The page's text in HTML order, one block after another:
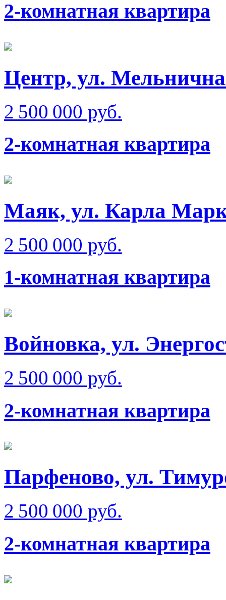
2-комнатная квартира
Центр, ул.
2 500 000 руб.
2-комнатная квартира
Маяк, ул. Карла
2 500 000 руб.
1-комнатная квартира
Войновка, ул.
2 500 000 руб.
2-комнатная квартира
Парфеново, ул.
2 500 000 руб.
2-комнатная квартира